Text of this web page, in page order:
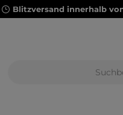
Blitzversand innerhalb